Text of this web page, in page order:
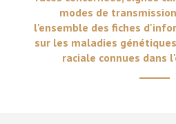
modes de
l'ensemble des fiches
sur les maladies
raciale connues dans